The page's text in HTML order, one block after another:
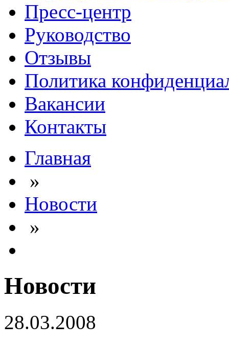
Пресс-центр
Руководство
Отзывы
Политика
Вакансии
Контакты
Главная
»
Новости
»
Новости
28.03.2008